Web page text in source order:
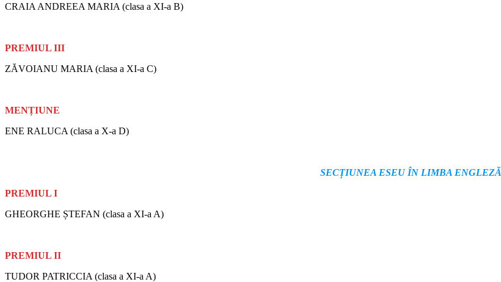
CRAIA ANDREEA MARIA (clasa a XI-a B)
PREMIUL III
ZĂVOIANU MARIA (clasa a XI-a C)
MENȚIUNE
ENE RALUCA (clasa a X-a D)
SECȚIUNEA ESEU ÎN LIMBA ENGLEZĂ
PREMIUL I
GHEORGHE ȘTEFAN (clasa a XI-a A)
PREMIUL II
TUDOR PATRICCIA (clasa a XI-a A)